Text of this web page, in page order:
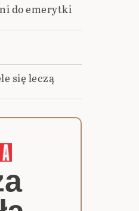
do emerytki
się leczą